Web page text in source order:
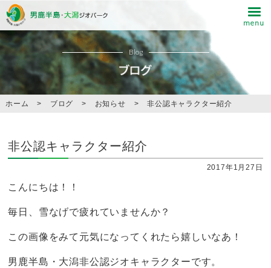
Blog
ホーム > ブログ > お知らせ > 非公認キャラクター紹介
非公認キャラクター紹介
2017年1月27日
こんにちは！！
毎日、雪なげで疲れていませんか？
この画像をみて元気になってくれたら嬉しいなあ！
男鹿半島・大潟非公認ジオキャラクターです。